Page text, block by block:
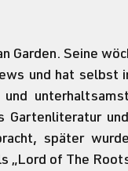
Garden. Seine
und hat selbst
Gartenliteratur
später
„Lord of The